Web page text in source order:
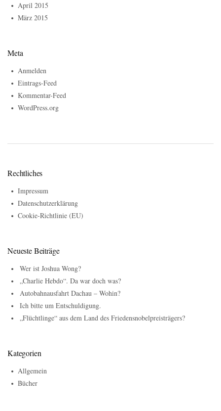
April 2015
März 2015
Meta
Anmelden
Eintrags-Feed
Kommentar-Feed
WordPress.org
Rechtliches
Impressum
Datenschutzerklärung
Cookie-Richtlinie (EU)
Neueste Beiträge
Wer ist Joshua Wong?
„Charlie Hebdo“. Da war doch was?
Autobahnausfahrt Dachau – Wohin?
Ich bitte um Entschuldigung.
„Flüchtlinge“ aus dem Land des Friedensnobelpreisträgers?
Kategorien
Allgemein
Bücher